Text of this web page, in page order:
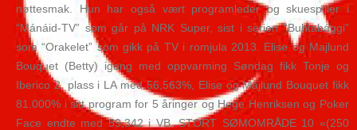
nøttesmak. Hun har også vært programleder og skuespiller i
“Mánáid-TV” som går på NRK Super, sist i serien “Buhtabággi”
som “Orakelet” som gikk på TV i romjula 2013. Elise og Majlund
Bouquet (Betty) igang med oppvarming Søndag fikk Tonje og
Iberico 2. plass i LA med 56,563%, Elise og Majlund Bouquet fikk
81.000% i sitt program for 5 åringer og Hege Henriksen og Poker
Face endte med 59,342 i VB. STORT SØMOMRÅDE 10 «(250